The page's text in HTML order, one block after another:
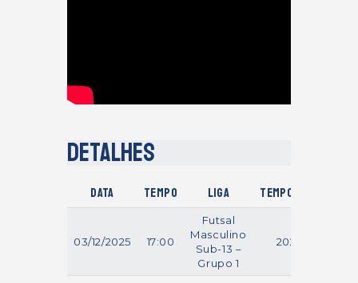
Detalhes
Data Tempo Liga Temporada
03/12/2025 17:00
Futsal
Masculino
Sub-13 –
Grupo 1
2025